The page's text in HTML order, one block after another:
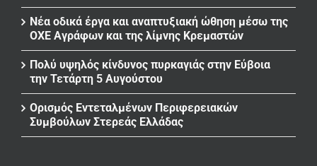
Νέα οδικά έργα και αναπτυξιακή ώθηση μέσω της
ΟΧΕ Αγράφων και της λίμνης Κρεμαστών
Πολύ υψηλός κίνδυνος πυρκαγιάς στην Εύβοια
την Τετάρτη 5 Αυγούστου
Ορισμός Εντεταλμένων Περιφερειακών
Συμβούλων Στερεάς Ελλάδας